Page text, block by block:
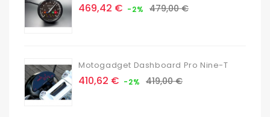
Prix
469,42 € -2% Prix
479,00 €
Motogadget Dashboard Pro Nine-T
Prix
410,62 € -2% Prix
419,00 €